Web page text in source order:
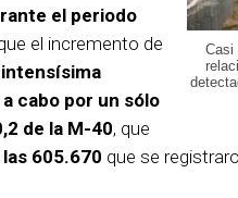
Casi
el periodo
el incremento de
intensísima
cabo por un sólo
de la M-40, que
605.670 que se